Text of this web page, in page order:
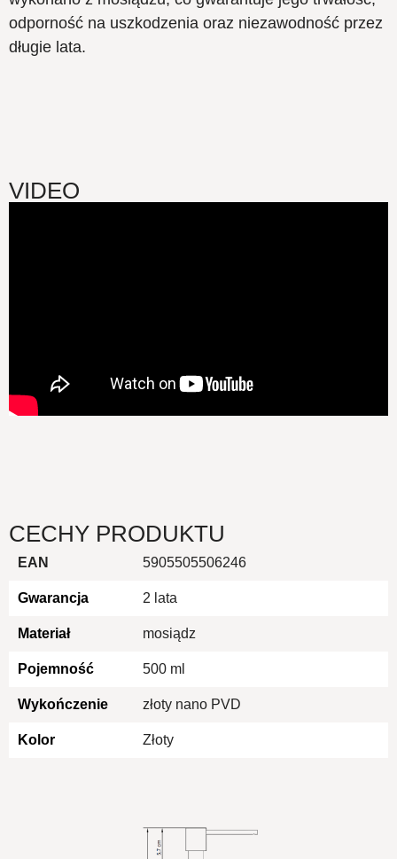
odporność na uszkodzenia oraz niezawodność przez
długie lata.
VIDEO
CECHY PRODUKTU
EAN 5905505506246
Gwarancja 2 lata
Materiał mosiądz
Pojemność 500 ml
Wykończenie złoty nano PVD
Kolor Złoty